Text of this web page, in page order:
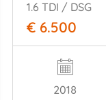
1.6 TDI / DSG
€ 6.500
2018